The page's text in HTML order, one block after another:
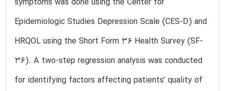
symptoms was done using the Center for
Epidemiologic Studies Depression Scale (CES-D) and
HRQOL using the Short Form 36 Health Survey (SF-
36). A two-step regression analysis was conducted
for identifying factors affecting patients’ quality of